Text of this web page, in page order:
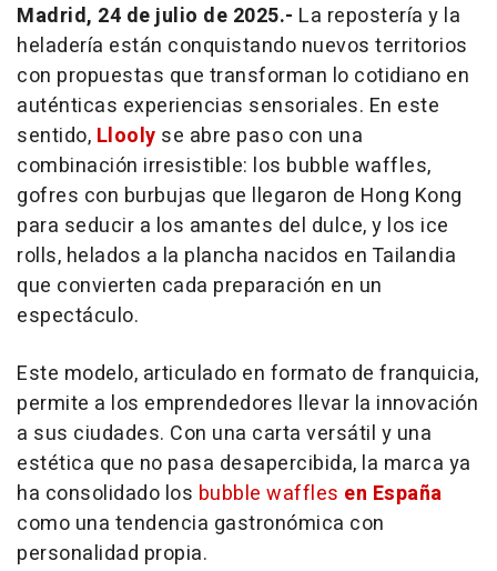
Madrid, 24 de julio de 2025.- La repostería y la
heladería están conquistando nuevos territorios
con propuestas que transforman lo cotidiano en
auténticas experiencias sensoriales. En este
sentido, Llooly se abre paso con una
combinación irresistible: los bubble waffles,
gofres con burbujas que llegaron de Hong Kong
para seducir a los amantes del dulce, y los ice
rolls, helados a la plancha nacidos en Tailandia
que convierten cada preparación en un
espectáculo.
Este modelo, articulado en formato de franquicia,
permite a los emprendedores llevar la innovación
a sus ciudades. Con una carta versátil y una
estética que no pasa desapercibida, la marca ya
ha consolidado los bubble waffles en España
como una tendencia gastronómica con
personalidad propia.